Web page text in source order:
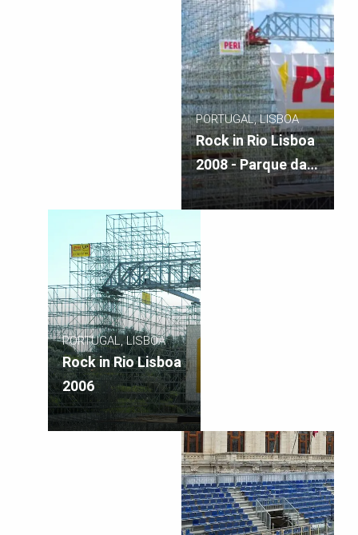
PORTUGAL, LISBOA
Rock in Rio Lisboa
2008 - Parque da
Bela Vista
PORTUGAL, LISBOA
Rock in Rio Lisboa
2006